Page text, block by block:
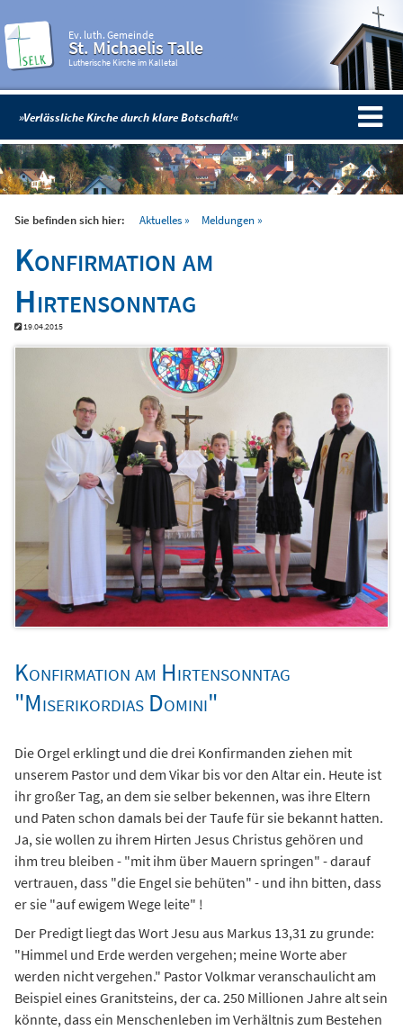
Ev. luth. Gemeinde
St. Michaelis Talle
Lutherische Kirche im Kalletal
»Verlässliche Kirche durch klare Botschaft!«
Sie befinden sich hier: Aktuelles Meldungen
Konfirmation am
Hirtensonntag
19.04.2015
Konfirmation am Hirtensonntag
"Miserikordias Domini"
Die Orgel erklingt und die drei Konfirmanden ziehen mit
unserem Pastor und dem Vikar bis vor den Altar ein. Heute ist
ihr großer Tag, an dem sie selber bekennen, was ihre Eltern
und Paten schon damals bei der Taufe für sie bekannt hatten.
Ja, sie wollen zu ihrem Hirten Jesus Christus gehören und
ihm treu bleiben - "mit ihm über Mauern springen" - darauf
vertrauen, dass "die Engel sie behüten" - und ihn bitten, dass
er sie "auf ewigem Wege leite" !
Der Predigt liegt das Wort Jesu aus Markus 13,31 zu grunde:
"Himmel und Erde werden vergehen; meine Worte aber
werden nicht vergehen." Pastor Volkmar veranschaulicht am
Beispiel eines Granitsteins, der ca. 250 Millionen Jahre alt sein
könnte, dass ein Menschenleben im Verhältnis zum Bestehen